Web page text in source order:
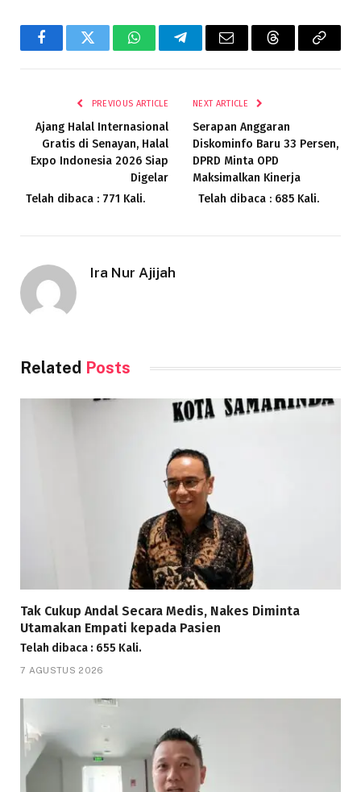
FacebookTwitter WhatsAppTelegramEmail ThreadsCopy
PREVIOUS ARTICLE
Ajang Halal Internasional
Gratis di Senayan, Halal
Expo Indonesia 2026 Siap
Digelar
Telah dibaca : 771 Kali.
NEXT ARTICLE
Serapan Anggaran
Diskominfo Baru 33 Persen,
DPRD Minta OPD
Maksimalkan Kinerja
Telah dibaca : 685 Kali.
Ira Nur Ajijah
Related Posts
Tak Cukup Andal Secara Medis, Nakes Diminta
Utamakan Empati kepada Pasien
Telah dibaca : 655 Kali.
7 AGUSTUS 2026